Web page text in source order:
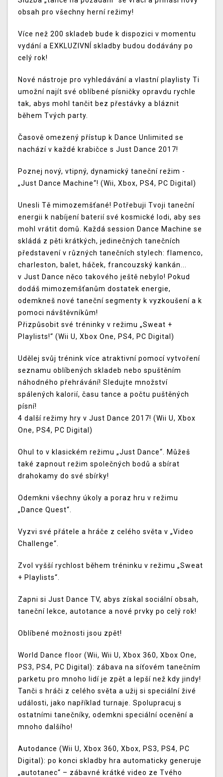
obsah pro všechny herní režimy!
Více než 200 skladeb bude k dispozici v momentu
vydání a EXKLUZIVNÍ skladby budou dodávány po
celý rok!
Nové nástroje pro vyhledávání a vlastní playlisty Ti
umožní najít své oblíbené písničky opravdu rychle
tak, abys mohl tančit bez přestávky a bláznit
během Tvých party.
Časově omezený přístup k Dance Unlimited se
nachází v každé krabičce s Just Dance 2017!
Poznej nový, vtipný, dynamický taneční režim -
„Just Dance Machine“! (Wii, Xbox, PS4, PC Digital)
Unesli Tě mimozemšťané! Potřebuji Tvoji taneční
energii k nabíjení baterií své kosmické lodi, aby ses
mohl vrátit domů. Každá session Dance Machine se
skládá z pěti krátkých, jedinečných tanečních
představení v různých tanečních stylech: flamenco,
charleston, balet, háček, francouzský kankán...
v Just Dance něco takového ještě nebylo! Pokud
dodáš mimozemšťanům dostatek energie,
odemkneš nové taneční segmenty k vyzkoušení a k
pomoci návštěvníkům!
Přizpůsobit své tréninky v režimu „Sweat +
Playlists!“ (Wii U, Xbox One, PS4, PC Digital)
Udělej svůj trénink více atraktivní pomocí vytvoření
seznamu oblíbených skladeb nebo spuštěním
náhodného přehrávání! Sledujte množství
spálených kalorií, času tance a počtu puštěných
písní!
4 další režimy hry v Just Dance 2017! (Wii U, Xbox
One, PS4, PC Digital)
Ohul to v klasickém režimu „Just Dance“. Můžeš
také zapnout režim společných bodů a sbírat
drahokamy do své sbírky!
Odemkni všechny úkoly a poraz hru v režimu
„Dance Quest“.
Vyzvi své přátele a hráče z celého světa v „Video
Challenge“.
Zvol vyšší rychlost během tréninku v režimu „Sweat
+ Playlists“.
Zapni si Just Dance TV, abys získal sociální obsah,
taneční lekce, autotance a nové prvky po celý rok!
Oblíbené možnosti jsou zpět!
World Dance floor (Wii, Wii U, Xbox 360, Xbox One,
PS3, PS4, PC Digital): zábava na síťovém tanečním
parketu pro mnoho lidí je zpět a lepší než kdy jindy!
Tanči s hráči z celého světa a užij si speciální živé
události, jako například turnaje. Spolupracuj s
ostatními tanečníky, odemkni speciální ocenění a
mnoho dalšího!
Autodance (Wii U, Xbox 360, Xbox, PS3, PS4, PC
Digital): po konci skladby hra automaticky generuje
„autotanec“ – zábavné krátké video ze Tvého